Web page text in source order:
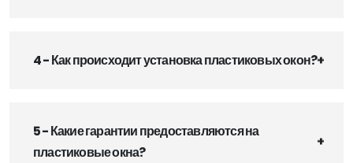
4 - Как происходит установка пластиковых окон?
5 - Какие гарантии предоставляются на
пластиковые окна?